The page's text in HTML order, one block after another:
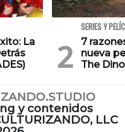
La
SERIES Y
7
nueva
The
y contenidos
LLC